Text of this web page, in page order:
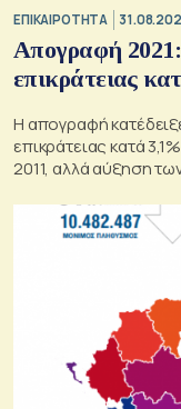
ΕΠΙΚΑΙΡΟΤΗΤΑ
Απογραφή
επικράτειας
Η απογραφή
επικράτειας κατά
2011, αλλά αύξηση